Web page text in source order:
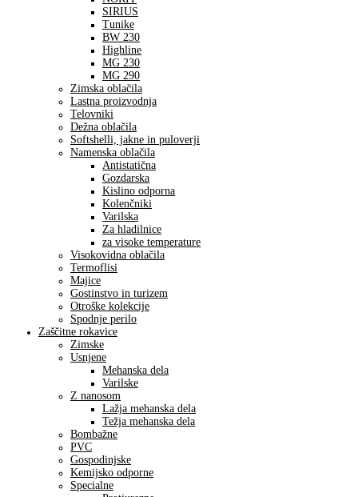
SIRIUS
Tunike
BW 230
Highline
MG 230
MG 290
Zimska oblačila
Lastna proizvodnja
Telovniki
Dežna oblačila
Softshelli, jakne in puloverji
Namenska oblačila
Antistatična
Gozdarska
Kislino odporna
Kolenčniki
Varilska
Za hladilnice
za visoke temperature
Visokovidna oblačila
Termoflisi
Majice
Gostinstvo in turizem
Otroške kolekcije
Spodnje perilo
Zaščitne rokavice
Zimske
Usnjene
Mehanska dela
Varilske
Z nanosom
Lažja mehanska dela
Težja mehanska dela
Bombažne
PVC
Gospodinjske
Kemijsko odporne
Specialne